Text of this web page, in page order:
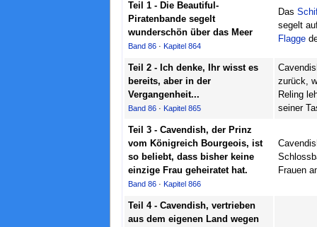
Teil 1 - Die Beautiful-
Piratenbande segelt
wunderschön über das Meer
Band 86· Kapitel 864
Das
segelt
Flagge
Teil 2 - Ich denke, Ihr wisst es
bereits, aber in der
Vergangenheit...
Band 86· Kapitel 865
zurück,
Reling
seiner
Teil 3 - Cavendish, der Prinz
vom Königreich Bourgeois, ist
so beliebt, dass bisher keine
einzige Frau geheiratet hat.
Band 86· Kapitel 866
Frauen
Teil 4 - Cavendish, vertrieben
aus dem eigenen Land wegen